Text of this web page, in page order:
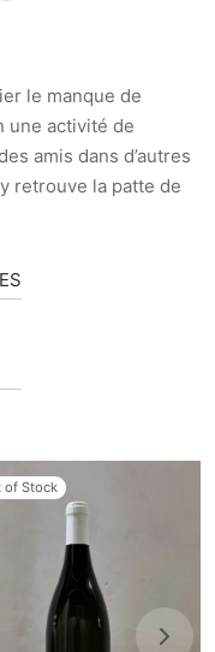
le manque de
une activité de
amis dans d’autres
retrouve la patte de
of Stock